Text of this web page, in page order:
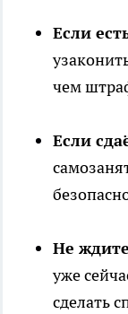
Если
чем
Если
Не
уже
сделать